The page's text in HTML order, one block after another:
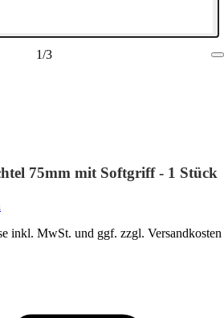
1/3
75mm mit Softgriff - 1 Stück
inkl. MwSt. und ggf. zzgl. Versandkosten